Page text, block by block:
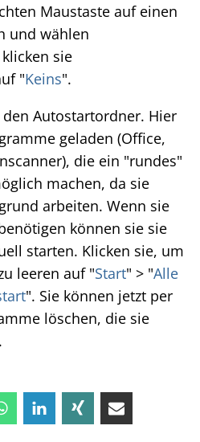
Maustaste auf einen
und wählen
sie
"Keins".
Autostartordner. Hier
geladen (Office,
die ein "rundes"
machen, da sie
arbeiten. Wenn sie
können sie sie
starten. Klicken sie, um
leeren auf "Start" > "Alle
". Sie können jetzt per
löschen, die sie